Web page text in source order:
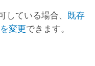
している場合、 既存
変更できます。